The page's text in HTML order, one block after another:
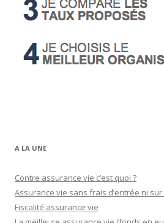
A LA UNE
Contre assurance vie c’est quoi ?
Assurance vie sans frais d’entrée ni
Fiscalité assurance vie